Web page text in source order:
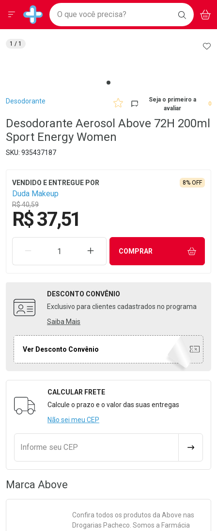
Drogarias Pacheco
Baixe nosso APP e aproveite Ofertas Exclusivas!
BAIXE
O APP
Ir direto para a home
pela página
Ir direto para o conteúdo
Ir direto para a busca
Ir direto para a conta
Faça a sua busca
O que você precisa? BUSCAR
Menu
Breadcrumb
Desodorante
Seja o primeiro a
avaliar
0
Desodorante Aerosol Above 72H 200ml
Sport Energy Women
935437187
Duda Makeup
R$ 40,59
8% OFF
R$ 37,51
REMOVER UMA UNIDADEAUMENTAR UMA UNIDADE
COMPRAR
DESCONTO CONVÊNIO
Exclusivo para clientes cadastrados no programa
Saiba Mais
Ver Desconto Convênio
Formulário para Calcular o Frete
CALCULAR FRETE
Calcule o prazo e o valor das suas entregas
Não sei meu CEP
Informe seu CEP
1 / 1
Marca Above
Confira todos os produtos da Above nas
Drogarias Pacheco. Somos a Farmácia